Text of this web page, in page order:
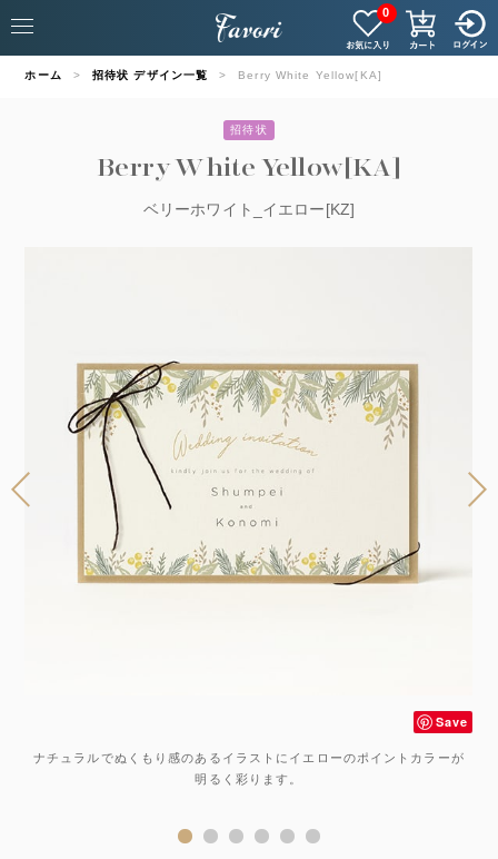
0
ホーム 招待状 デザイン一覧 Berry White Yellow[KA]
招待状
Berry White Yellow[KA]
ベリーホワイト_イエロー[KZ]
Save
ナチュラルでぬくもり感のあるイラストにイエローのポイントカラーが
明るく彩ります。